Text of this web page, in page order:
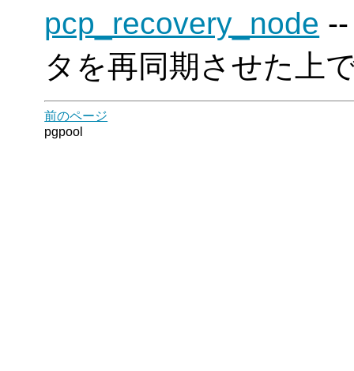
pcp_recovery_node
タを再同期させた上
前のページ
pgpool